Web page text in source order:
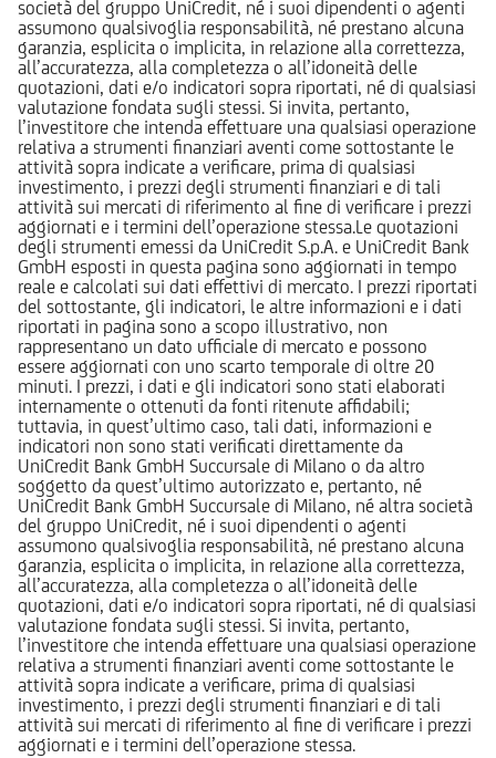
società del gruppo UniCredit, né i suoi dipendenti o agenti
assumono qualsivoglia responsabilità, né prestano alcuna
garanzia, esplicita o implicita, in relazione alla correttezza,
all’accuratezza, alla completezza o all’idoneità delle
quotazioni, dati e/o indicatori sopra riportati, né di qualsiasi
valutazione fondata sugli stessi. Si invita, pertanto,
l’investitore che intenda effettuare una qualsiasi operazione
relativa a strumenti finanziari aventi come sottostante le
attività sopra indicate a verificare, prima di qualsiasi
investimento, i prezzi degli strumenti finanziari e di tali
attività sui mercati di riferimento al fine di verificare i prezzi
aggiornati e i termini dell’operazione stessa.Le quotazioni
degli strumenti emessi da UniCredit S.p.A. e UniCredit Bank
GmbH esposti in questa pagina sono aggiornati in tempo
reale e calcolati sui dati effettivi di mercato. I prezzi riportati
del sottostante, gli indicatori, le altre informazioni e i dati
riportati in pagina sono a scopo illustrativo, non
rappresentano un dato ufficiale di mercato e possono
essere aggiornati con uno scarto temporale di oltre 20
minuti. I prezzi, i dati e gli indicatori sono stati elaborati
internamente o ottenuti da fonti ritenute affidabili;
tuttavia, in quest’ultimo caso, tali dati, informazioni e
indicatori non sono stati verificati direttamente da
UniCredit Bank GmbH Succursale di Milano o da altro
soggetto da quest’ultimo autorizzato e, pertanto, né
UniCredit Bank GmbH Succursale di Milano, né altra società
del gruppo UniCredit, né i suoi dipendenti o agenti
assumono qualsivoglia responsabilità, né prestano alcuna
garanzia, esplicita o implicita, in relazione alla correttezza,
all’accuratezza, alla completezza o all’idoneità delle
quotazioni, dati e/o indicatori sopra riportati, né di qualsiasi
valutazione fondata sugli stessi. Si invita, pertanto,
l’investitore che intenda effettuare una qualsiasi operazione
relativa a strumenti finanziari aventi come sottostante le
attività sopra indicate a verificare, prima di qualsiasi
investimento, i prezzi degli strumenti finanziari e di tali
attività sui mercati di riferimento al fine di verificare i prezzi
aggiornati e i termini dell’operazione stessa.